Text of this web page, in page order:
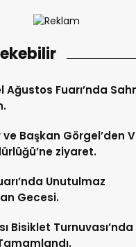
Ağustos Fuarı’nda
Başkan Görgel’den
ziyaret.
Unutulmaz
Gecesi.
Bisiklet